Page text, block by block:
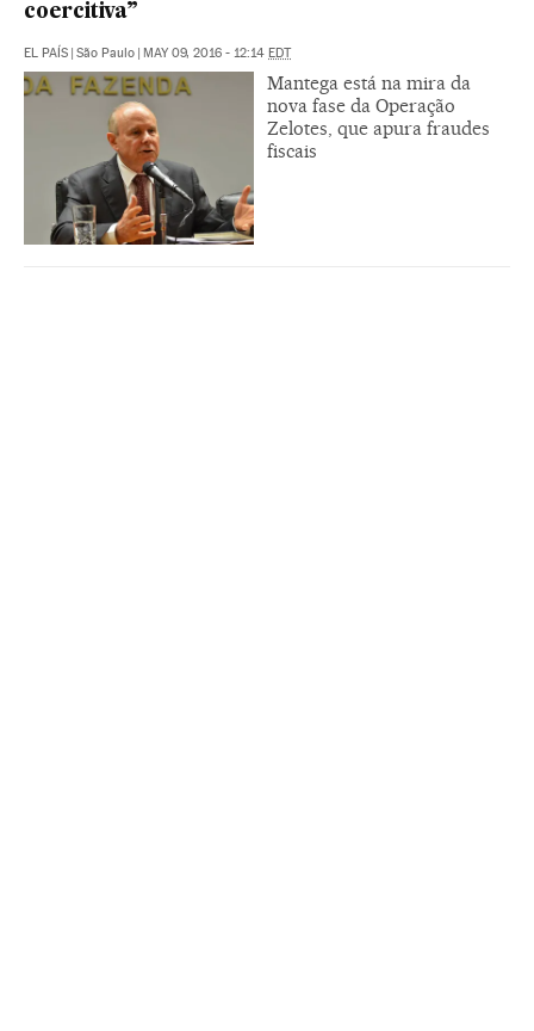
coercitiva”
EL PAÍS | São Paulo | MAY 09, 2016 - 12:14 EDT
Mantega está na mira da
nova fase da Operação
Zelotes, que apura fraudes
fiscais